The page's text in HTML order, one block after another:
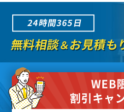
24時間365日
無料相談＆お見積も
WEB
割引キャ